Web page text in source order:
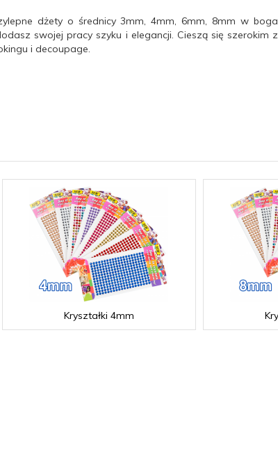
dżety o średnicy 3mm, 4mm, 6mm, 8mm w
swojej pracy szyku i elegancji. Cieszą się szerokim
i decoupage.
Kryształki 4mm